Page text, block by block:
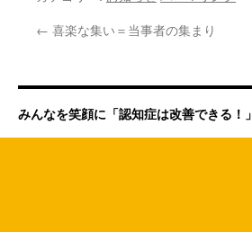
← 喜楽な集い＝当事者の集まり
みんなを笑顔に「認知症は改善できる！」